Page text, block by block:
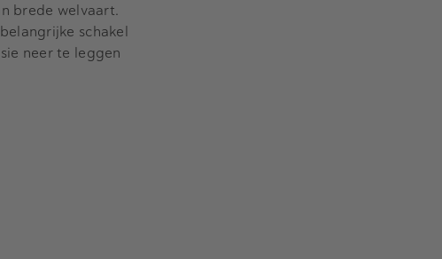
brede welvaart.
schakel
neer te leggen